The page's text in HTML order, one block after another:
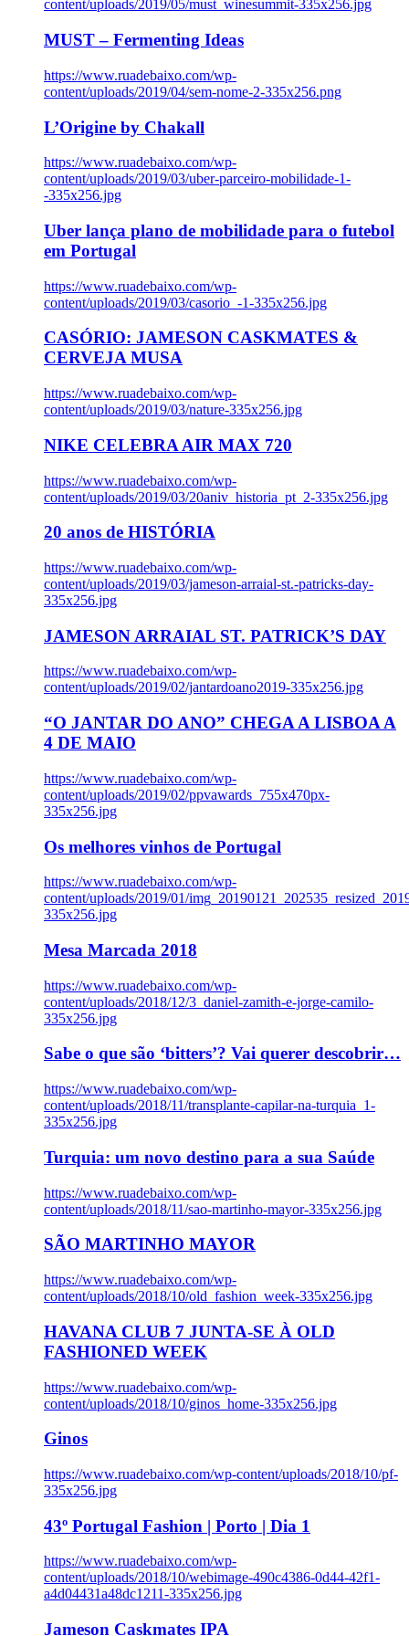
content/uploads/2019/05/must_winesummit-335x256.jpg
MUST – Fermenting Ideas
https://www.ruadebaixo.com/wp-
content/uploads/2019/04/sem-nome-2-335x256.png
L’Origine by Chakall
https://www.ruadebaixo.com/wp-
content/uploads/2019/03/uber-parceiro-mobilidade-1-
-335x256.jpg
Uber lança plano de mobilidade para o futebol
em Portugal
https://www.ruadebaixo.com/wp-
content/uploads/2019/03/casorio_-1-335x256.jpg
CASÓRIO: JAMESON CASKMATES &
CERVEJA MUSA
https://www.ruadebaixo.com/wp-
content/uploads/2019/03/nature-335x256.jpg
NIKE CELEBRA AIR MAX 720
https://www.ruadebaixo.com/wp-
content/uploads/2019/03/20aniv_historia_pt_2-335x256.jpg
20 anos de HISTÓRIA
https://www.ruadebaixo.com/wp-
content/uploads/2019/03/jameson-arraial-st.-patricks-day-
335x256.jpg
JAMESON ARRAIAL ST. PATRICK’S DAY
https://www.ruadebaixo.com/wp-
content/uploads/2019/02/jantardoano2019-335x256.jpg
“O JANTAR DO ANO” CHEGA A LISBOA A
4 DE MAIO
https://www.ruadebaixo.com/wp-
content/uploads/2019/02/ppvawards_755x470px-
335x256.jpg
Os melhores vinhos de Portugal
https://www.ruadebaixo.com/wp-
content/uploads/2019/01/
335x256.jpg
Mesa Marcada 2018
https://www.ruadebaixo.com/wp-
content/uploads/2018/12/3_daniel-zamith-e-jorge-camilo-
335x256.jpg
Sabe o que são ‘bitters’? Vai querer descobrir…
https://www.ruadebaixo.com/wp-
content/uploads/2018/11/transplante-capilar-na-turquia_1-
335x256.jpg
Turquia: um novo destino para a sua Saúde
https://www.ruadebaixo.com/wp-
content/uploads/2018/11/sao-martinho-mayor-335x256.jpg
SÃO MARTINHO MAYOR
https://www.ruadebaixo.com/wp-
content/uploads/2018/10/old_fashion_week-335x256.jpg
HAVANA CLUB 7 JUNTA-SE À OLD
FASHIONED WEEK
https://www.ruadebaixo.com/wp-
content/uploads/2018/10/ginos_home-335x256.jpg
Ginos
https://www.ruadebaixo.com/wp-content/uploads/2018/10/pf-
335x256.jpg
43º Portugal Fashion | Porto | Dia 1
https://www.ruadebaixo.com/wp-
content/uploads/2018/10/webimage-490c4386-0d44-42f1-
a4d04431a48dc1211-335x256.jpg
Jameson Caskmates IPA